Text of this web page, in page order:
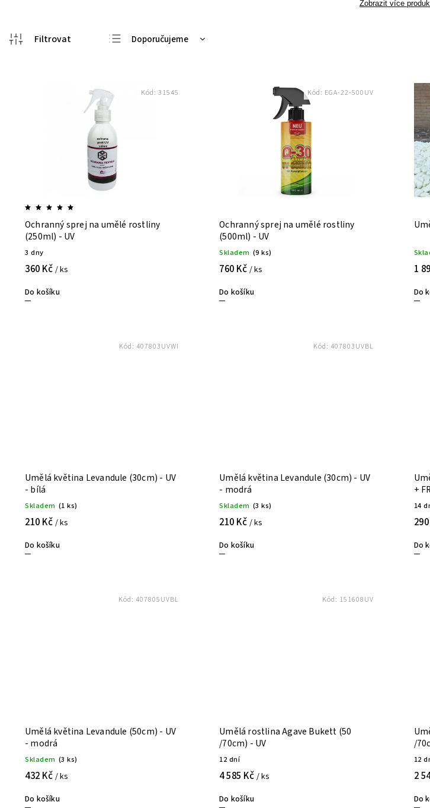
Zobrazit více
Doporučujeme
Nejprodávanější
Ochranný sprej na umělé rostliny
(250ml) - UV
3 dny
360 Kč / ks
Do košíku
Kód:31545
Ochranný sprej na umělé rostliny
(500ml) - UV
Skladem (9 ks)
760 Kč / ks
Do košíku
Kód: EGA-22-500UV
1
Do
Umělá květina Levandule (30cm) - UV
- bílá
Skladem (1 ks)
210 Kč / ks
Do košíku
Kód: 407803UVWI
Umělá květina Levandule (30cm) - UV
- modrá
Skladem (3 ks)
210 Kč / ks
Do košíku
Kód: 407803UVBL
+
14
Do
Umělá květina Levandule (50cm) - UV
- modrá
Skladem (3 ks)
432 Kč / ks
Do košíku
Kód: 407805UVBL
Umělá rostlina Agave Bukett (50
/70cm) - UV
12 dní
4 585 Kč / ks
Do košíku
Kód: 151608UV
/
12
2
Do